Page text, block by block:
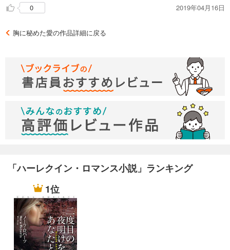
て、子供が産まれます。
にとって妹のカースティの親権を取り合っています。
ライアンは３年前に火事で亡くなったのですが、そのさい財産
がすっからかんだったことから傍にいたシオーナに騙されたと
思い込んでいるジェイクは辛辣です。というか無理やり誤解し
てる感は否めませんが、それがハーレクインですから（笑）
本当のことが言えない（ライアンと約束しています）シオーナ
と彼女に惹かれてはいるものの疑いを持ってるので素直になれ
ないすれ違いラブです。
が良かったんじゃないかなと思います。
知ってるのがシオーナだけで義父や母親にも黙っていたわけで
すが、家族なら知りたいと思うんじゃないんでしょうかね。
約束は大事だと思いますが、黙ってる理由がライアンとの約束
だけなので微妙に弱い気がします。
あと調べればわかることを怒りまくってるのに３年も調べない
ヒーローに違和感を感じなくもない。
でもまぁそこはハーレクインですから（二度目）
0 2019年04月16日
胸に秘めた愛の作品詳細に戻る
「ハーレクイン・ロマンス小説」ランキング
1位